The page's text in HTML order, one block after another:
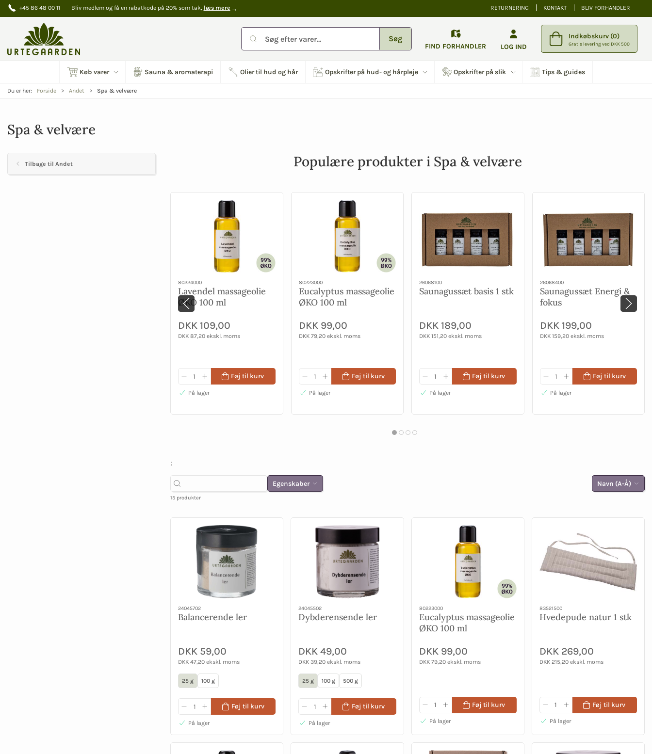
+45 86 48 00 11 Bliv medlem og få en rabatkode på 20% som tak, læs mere RETURNERING KONTAKT BLIV FORHANDLER
Søg
FIND FORHANDLER LOG IND
Indkøbskurv (0)
Gratis levering ved DKK 500
Køb varer Sauna & aromaterapi Olier til hud og hår Opskrifter på hud- og hårpleje Opskrifter på slik Tips & guides
Du er her: Forside Andet Spa & velvære
Spa & velvære
Tilbage til Andet Populære produkter i Spa & velvære
80224000
Lavendel massageolie
ØKO 100 ml
DKK 109,00
DKK 87,20 ekskl. moms
Føj til kurv
På lager
80223000
Eucalyptus massageolie
ØKO 100 ml
DKK 99,00
DKK 79,20 ekskl. moms
Føj til kurv
På lager
26068100
Saunagussæt basis 1 stk
DKK 189,00
DKK 151,20 ekskl. moms
Føj til kurv
På lager
26068400
Saunagussæt Energi &
fokus
DKK 199,00
DKK 159,20 ekskl. moms
Føj til kurv
På lager
;
Egenskaber Navn (A-Å)
15 produkter
24045702
Balancerende ler
DKK 59,00
DKK 47,20 ekskl. moms
25 g 100 g
Føj til kurv
På lager
24045502
Dybderensende ler
DKK 49,00
DKK 39,20 ekskl. moms
25 g 100 g 500 g
Føj til kurv
På lager
80223000
Eucalyptus massageolie
ØKO 100 ml
DKK 99,00
DKK 79,20 ekskl. moms
Føj til kurv
På lager
83521500
Hvedepude natur 1 stk
DKK 269,00
DKK 215,20 ekskl. moms
Føj til kurv
På lager